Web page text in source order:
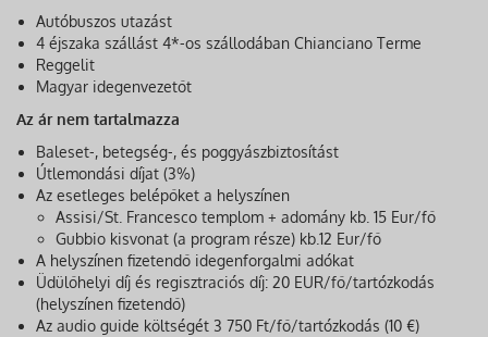
Autóbuszos utazást
4 éjszaka szállást 4*-os szállodában Chianciano Terme
Reggelit
Magyar idegenvezetőt
Az ár nem tartalmazza
Baleset-, betegség-, és poggyászbiztosítást
Útlemondási díjat (3%)
Az esetleges belépőket a helyszínen
Assisi/St. Francesco templom + adomány kb. 15 Eur/fő
Gubbio kisvonat (a program része) kb.12 Eur/fő
A helyszínen fizetendő idegenforgalmi adókat
Üdülőhelyi díj és regisztraciós díj: 20 EUR/fő/tartózkodás
(helyszínen fizetendő)
Az audio guide költségét 3 750 Ft/fő/tartózkodás (10 €)